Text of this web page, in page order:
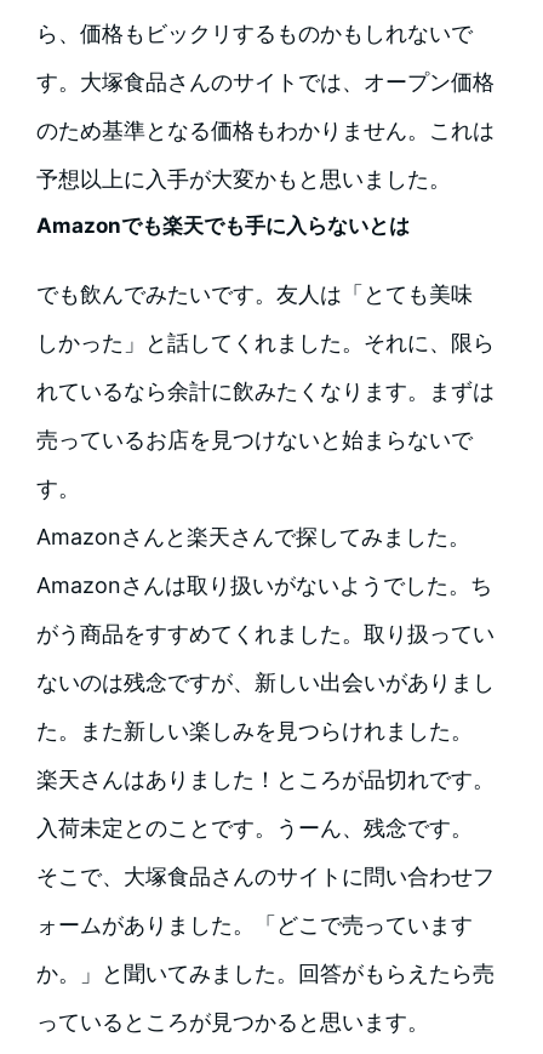
ら、価格もビックリするものかもしれないで
す。大塚食品さんのサイトでは、オープン価格
のため基準となる価格もわかりません。これは
予想以上に入手が大変かもと思いました。
Amazonでも楽天でも手に入らないとは
でも飲んでみたいです。友人は「とても美味
しかった」と話してくれました。それに、限ら
れているなら余計に飲みたくなります。まずは
売っているお店を見つけないと始まらないで
す。
Amazonさんと楽天さんで探してみました。
Amazonさんは取り扱いがないようでした。ち
がう商品をすすめてくれました。取り扱ってい
ないのは残念ですが、新しい出会いがありまし
た。また新しい楽しみを見つらけれました。
楽天さんはありました！ところが品切れです。
入荷未定とのことです。うーん、残念です。
そこで、大塚食品さんのサイトに問い合わせフ
ォームがありました。「どこで売っています
か。」と聞いてみました。回答がもらえたら売
っているところが見つかると思います。